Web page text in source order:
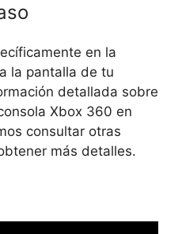
en la
la pantalla de tu
detallada sobre
Xbox 360 en
consultar otras
más detalles.